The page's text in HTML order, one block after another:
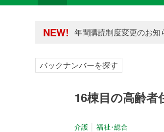
NEW!
年間購読制度変更のお知
年間購読制度変更のお知
バックナンバーを探す
16棟目の高齢
介護
福祉･総合